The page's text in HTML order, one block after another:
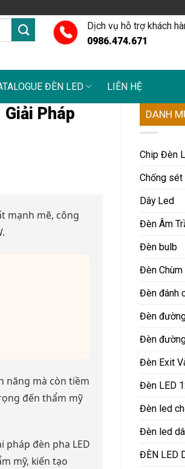
Dịch vụ hỗ trợ khách
0986.474.671
ĐÈN LED LIÊN HỆ
Pháp
mạnh mẽ, công
năng mà còn tiềm
đến thẩm mỹ
pháp đèn pha LED
mỹ, kiến tạo
DANH
Chip Đèn
Chống sét
Dây Led
Đèn Âm
Đèn bulb
Đèn Chùm
Đèn đánh
Đèn
Đèn
Đèn Exit
Đèn LED
Đèn led
Đèn led
ĐÈN LED